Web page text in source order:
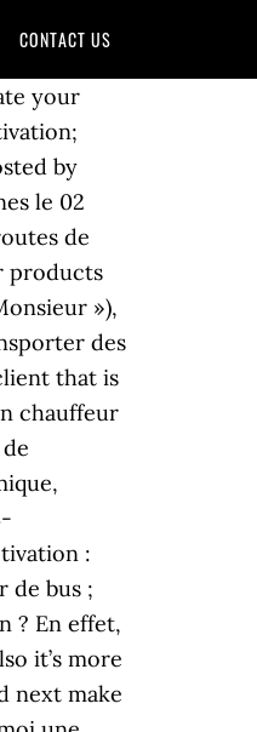
CONTACT US
your
by
le 02
de
products
»),
des
that is
chauffeur
:
de bus ;
? En effet,
it’s more
next make